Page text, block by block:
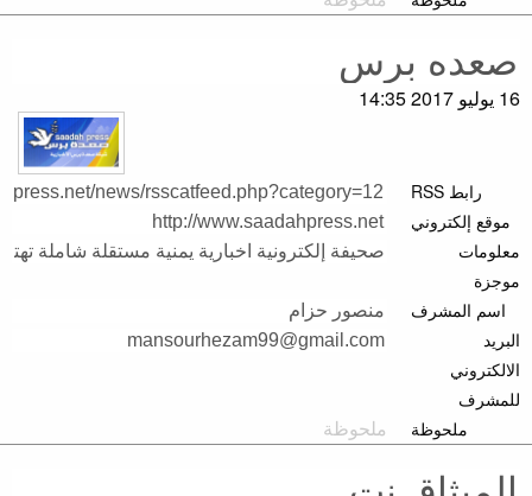
16 يوليو 2017 14:35
رابط RSS
موقع إلكتروني
معلومات
موجزة
اسم المشرف
البريد
الالكتروني
للمشرف
ملحوظة